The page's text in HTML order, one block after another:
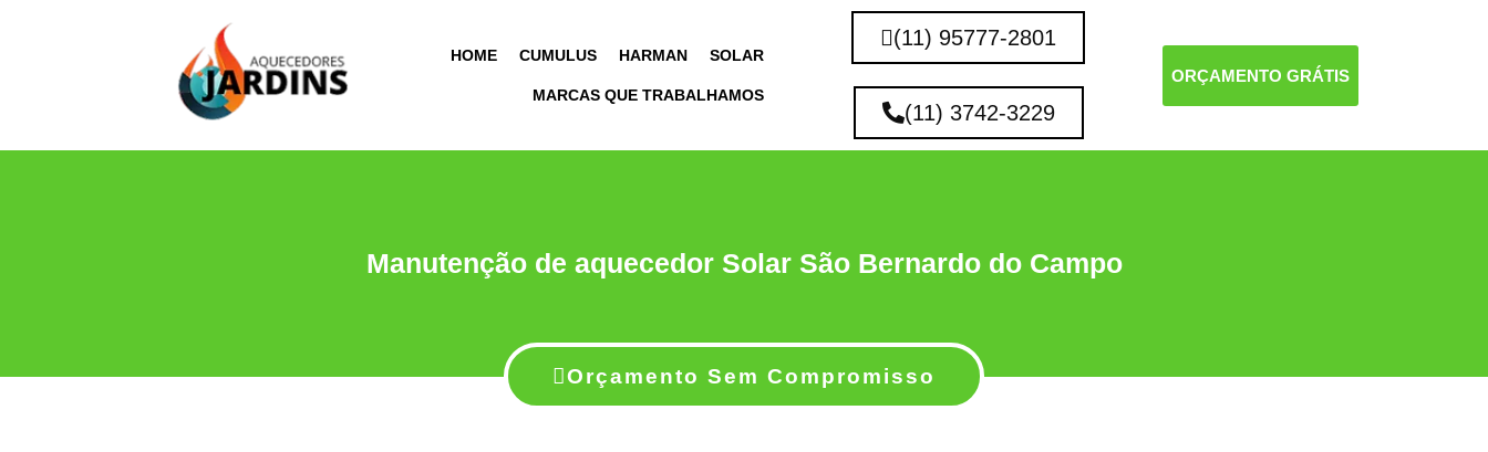
HOME CUMULUS HARMAN SOLAR
MARCAS QUE TRABALHAMOS
(11) 95777-2801
(11) 3742-3229
ORÇAMENTO GRÁTIS
Manutenção de aquecedor Solar São Bernardo do Campo
Orçamento Sem Compromisso